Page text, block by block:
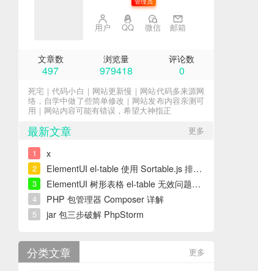
用户 QQ 微信 邮箱
文章数
497
浏览量
979418
评论数
0
死宅｜代码小白｜网站更新慢｜网站代码多来源网
络，自学中做了些简单修改｜网站发布内容亲测可
用｜网站内容可能有错误，希望大神指正
更多
最新文章
1 x
2 ElementUI el-table 使用 Sortable.js 排序错误解决
3 ElementUI 树形表格 el-table 无效问题解决
4 PHP 包管理器 Composer 详解
5 jar 包三步破解 PhpStorm
更多
分类文章